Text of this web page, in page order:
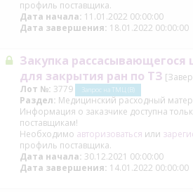
профиль поставщика.
Дата начала: 11.01.2022 00:00:00
Дата завершения: 18.01.2022 00:00:00
Закупка
для закрытия ран по ТЗ
Лот №: 3779 Запрос на ТМЦ (В)
Раздел: Медицинский расходный
Информация о заказчике доступна
поставщикам!
Необходимо авторизоваться или
профиль поставщика.
Дата начала: 30.12.2021 00:00:00
Дата завершения: 14.01.2022 00:00:00